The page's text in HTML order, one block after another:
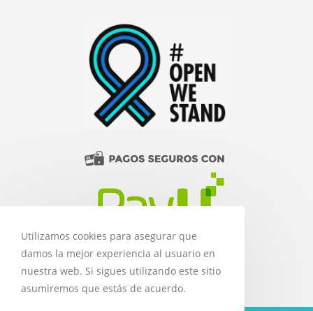
Utilizamos cookies para asegurar que
damos la mejor experiencia al usuario en
nuestra web. Si sigues utilizando este sitio
asumiremos que estás de acuerdo.